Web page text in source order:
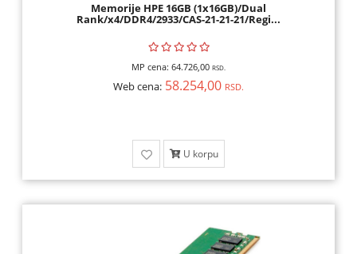
Memorije HPE 16GB (1x16GB)/Dual
Rank/x4/DDR4/2933/CAS-21-21-21/Regi...
MP cena: 64.726,00 RSD.
Web cena: 58.254,00 RSD.
U korpu